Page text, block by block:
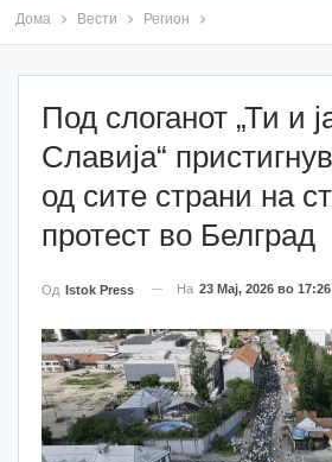
Дома Вести Регион
Под слоганот „Ти и
Славија“
од сите страни на
протест во Белград
Од Istok Press На 23 Мај, 2026 во 17:26